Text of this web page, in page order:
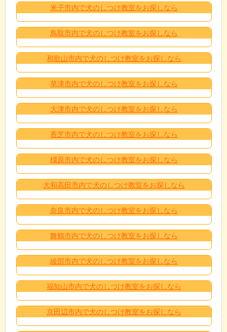
米子市内で犬のしつけ教室をお探しなら
鳥取市内で犬のしつけ教室をお探しなら
和歌山市内で犬のしつけ教室をお探しなら
草津市内で犬のしつけ教室をお探しなら
大津市内で犬のしつけ教室をお探しなら
香芝市内で犬のしつけ教室をお探しなら
橿原市内で犬のしつけ教室をお探しなら
大和高田市内で犬のしつけ教室をお探しなら
奈良市内で犬のしつけ教室をお探しなら
舞鶴市内で犬のしつけ教室をお探しなら
綾部市内で犬のしつけ教室をお探しなら
福知山市内で犬のしつけ教室をお探しなら
京田辺市内で犬のしつけ教室をお探しなら